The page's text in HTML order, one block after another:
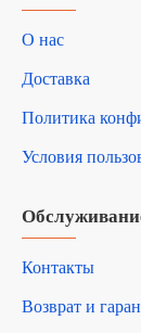
О нас
Доставка
Политика
Условия
Контакты
Возврат и